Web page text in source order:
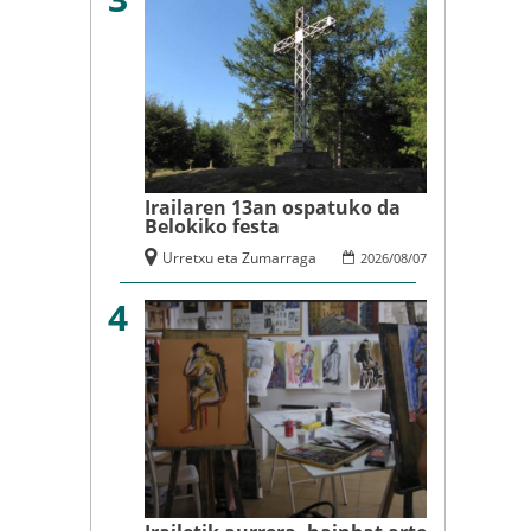
Irailaren 13an ospatuko da
Belokiko festa
2026/08/07
Urretxu eta Zumarraga
4